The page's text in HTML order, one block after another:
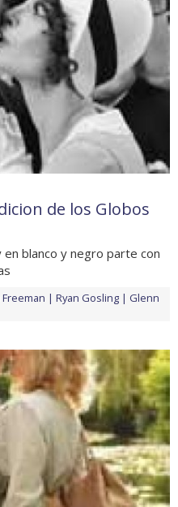
de los Globos
blanco y negro parte con
Ryan Gosling
Glenn